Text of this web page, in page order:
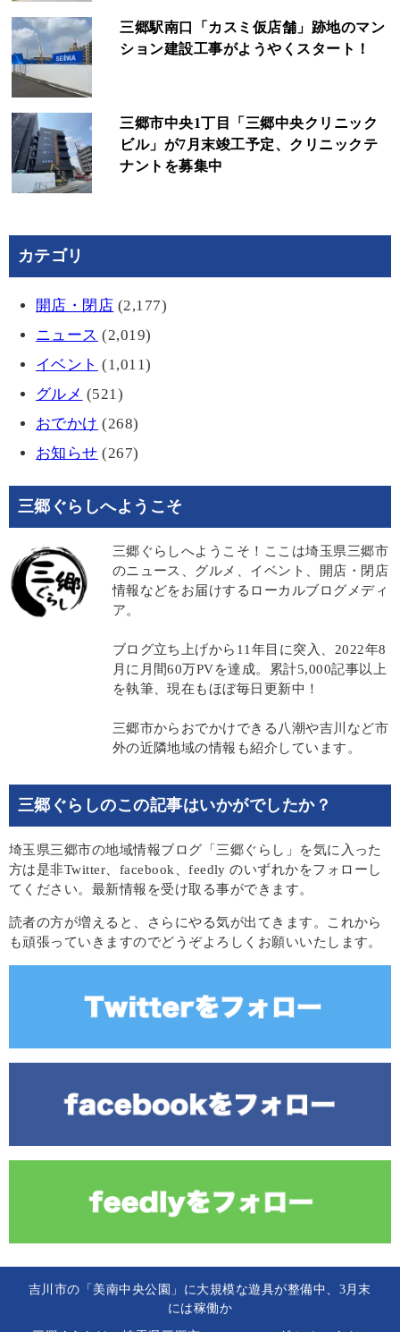
三郷駅南口「カスミ仮店舗」跡地のマン
ション建設工事がようやくスタート！
三郷市中央1丁目「三郷中央クリニック
ビル」が7月末竣工予定、クリニックテ
ナントを募集中
カテゴリ
開店・閉店 (2,177)
ニュース (2,019)
イベント (1,011)
グルメ (521)
おでかけ (268)
お知らせ (267)
三郷ぐらしへようこそ
三郷ぐらしへようこそ！ここは埼玉県三郷市
のニュース、グルメ、イベント、開店・閉店
情報などをお届けするローカルブログメディ
ア。
ブログ立ち上げから11年目に突入、2022年8
月に月間60万PVを達成。累計5,000記事以上
を執筆、現在もほぼ毎日更新中！
三郷市からおでかけできる八潮や吉川など市
外の近隣地域の情報も紹介しています。
三郷ぐらしのこの記事はいかがでしたか？
埼玉県三郷市の地域情報ブログ「三郷ぐらし」を気に入った
方は是非Twitter、facebook、feedly のいずれかをフォローし
てください。最新情報を受け取る事ができます。
読者の方が増えると、さらにやる気が出てきます。これから
も頑張っていきますのでどうぞよろしくお願いいたします。
吉川市の「美南中央公園」に大規模な遊具が整備中、3月末
には稼働か